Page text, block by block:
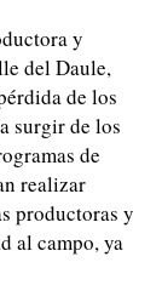
y
del Daule,
de los
surgir de los
de
realizar
productoras y
al campo, ya